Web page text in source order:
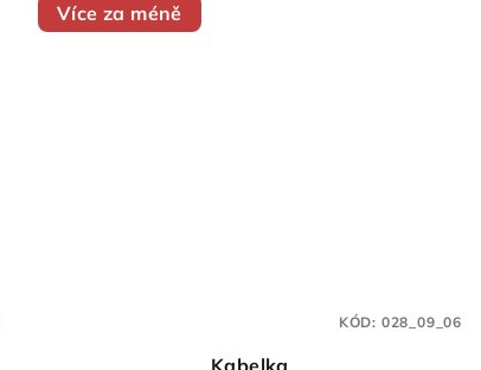
Více za méně
KÓD: 028_09_06